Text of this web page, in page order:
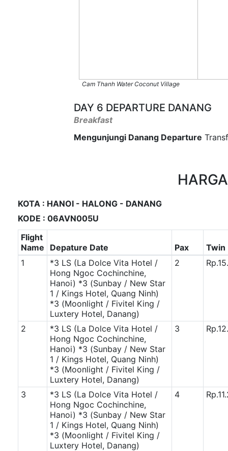
Cam Thanh Water Coconut Village
DAY 6 DEPARTURE DANANG
Breakfast
Mengunjungi Danang Departure
KOTA : HANOI - HALONG - DANANG
KODE : 06AVN005U
Flight
Name
Depature Date Pax
Twin
1
*3 LS (La Dolce Vita Hotel /
Hong Ngoc Cochinchine,
Hanoi) *3 (Sunbay / New Star
1 / Kings Hotel, Quang Ninh)
*3 (Moonlight / Fivitel King /
Luxtery Hotel, Danang)
2
2
*3 LS (La Dolce Vita Hotel /
Hong Ngoc Cochinchine,
Hanoi) *3 (Sunbay / New Star
1 / Kings Hotel, Quang Ninh)
*3 (Moonlight / Fivitel King /
Luxtery Hotel, Danang)
3
3
*3 LS (La Dolce Vita Hotel /
Hong Ngoc Cochinchine,
Hanoi) *3 (Sunbay / New Star
1 / Kings Hotel, Quang Ninh)
*3 (Moonlight / Fivitel King /
Luxtery Hotel, Danang)
4